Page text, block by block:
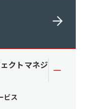
クトマネジ
ビス